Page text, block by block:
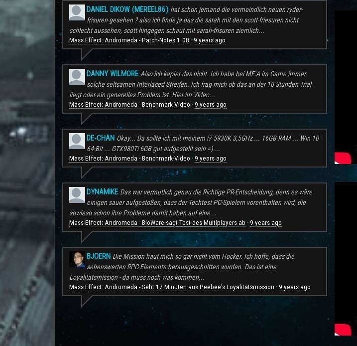
DANIEL DIKOW (MEREEL86) hat schon jemand die vermeindlich neuen ryder-
frisuren gesehen ? also ich finde ja das die sarah mit den scott-friesuren nicht
schlecht aussehen, scott hingegen schaut mit sarah-frisuren ziemlich...
Mass Effect: Andromeda - Patch-Notes 1.08 · 9 years ago
DANNY WILMORE Also ich kapier das nicht. Ich habe bei ME:A im Game immer
solche seltsamen Interlaced Streifen. Ich frag mich ob das an der 10 Stunden Trial
liegt oder ein generelles Problem ist. Hier im Video...
Mass Effect: Andromeda - Benchmark-Video · 9 years ago
DE-CHAN Okay... Da sollte ich mit meinem i7 5930K 3,5GHz ... 16GB RAM ... Win 10
64-Bit ... GTX980Ti 6GB gut aufgestellt sein =) ...
Mass Effect: Andromeda - Benchmark-Video · 9 years ago
DYNAMIKE Das war vermutlich genau die Richtige PR-Entscheidung, denn es wäre
einigen sauer aufgestoßen, dass der Techtest PC-Spielern vorenthalten wird, die
sowieso schon ihre Probleme damit haben auf eine...
Mass Effect: Andromeda - BioWare sagt Test des Multiplayers ab · 9 years ago
BJOERN Die Mission haut mich so gar nicht vom Hocker. Ich hoffe, dass die
sehenswerten RPG-Elemente herausgeschnitten wurden. Das ist eine
Loyalitätsmission - da muss noch was kommen...
Mass Effect: Andromeda - Seht 17 Minuten aus Peebee's Loyalitätsmission · 9 years ago